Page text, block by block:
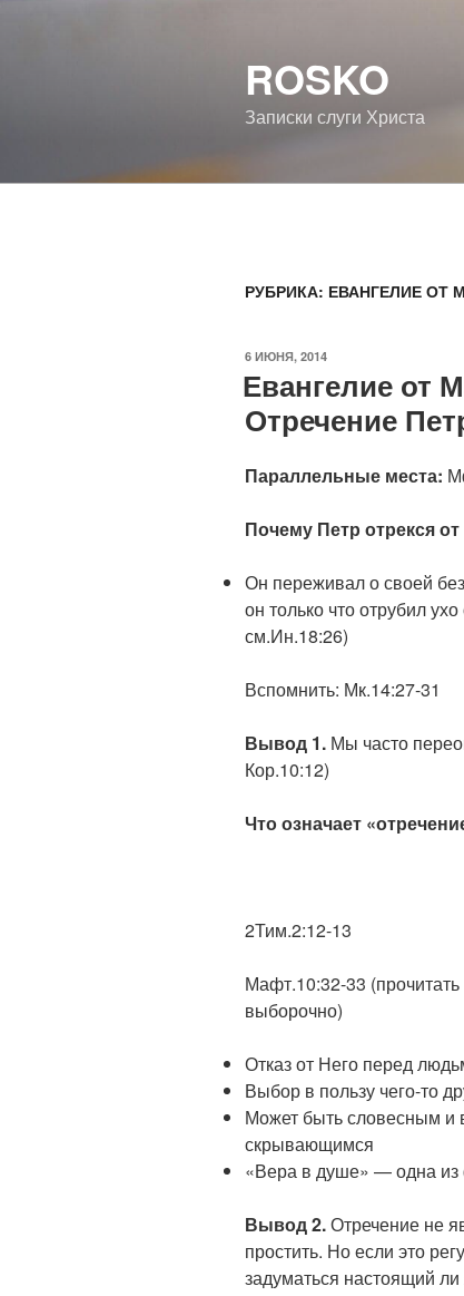
ROSKO
Записки слуги Христа
РУБРИКА: ЕВАНГЕЛИЕ ОТ
ОПУБЛИКОВАНО
6 ИЮНЯ, 2014
Евангелие от
Отречение
Параллельные места:
Почему Петр отрекся
Он переживал о своей
он только что отрубил
см.Ин.18:26)
Вспомнить: Мк.14:27-31
Вывод 1. Мы часто
Кор.10:12)
Что означает
2Тим.2:12-13
Мафт.10:32-33
выборочно)
Отказ от Него перед
Выбор в пользу чего-то
Может быть словесным
скрывающимся
«Вера в душе» — одна из
Вывод 2.Отречение не
простить. Но если это
задуматься настоящий